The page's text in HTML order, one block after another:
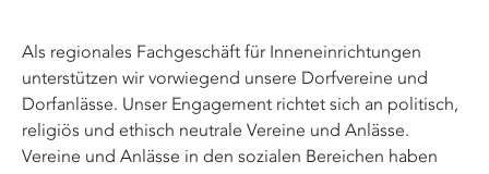
Als regionales Fachgeschäft für Inneneinrichtungen
unterstützen wir vorwiegend unsere Dorfvereine und
Dorfanlässe. Unser Engagement richtet sich an politisch,
religiös und ethisch neutrale Vereine und Anlässe.
Vereine und Anlässe in den sozialen Bereichen haben